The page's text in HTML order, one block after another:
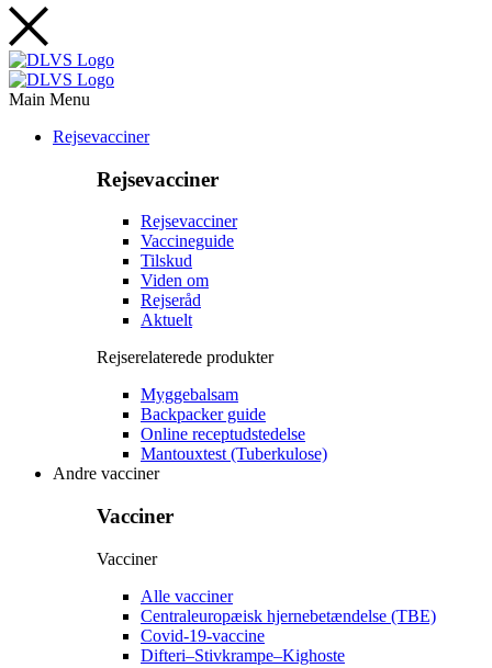
Main Menu
Rejsevacciner
Rejsevacciner
Rejsevacciner
Vaccineguide
Tilskud
Viden om
Rejseråd
Aktuelt
Rejserelaterede produkter
Myggebalsam
Backpacker guide
Online receptudstedelse
Mantouxtest (Tuberkulose)
Andre vacciner
Vacciner
Vacciner
Alle vacciner
Centraleuropæisk hjernebetændelse (TBE)
Covid-19-vaccine
Difteri–Stivkrampe–Kighoste